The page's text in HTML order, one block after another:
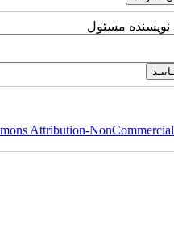
نویسنده مسئول
Attribution-